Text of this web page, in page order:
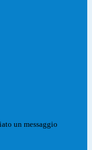
un messaggio